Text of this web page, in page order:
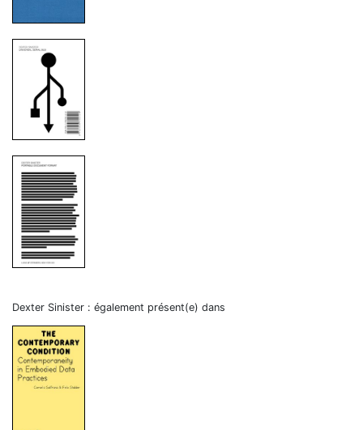
Dexter Sinister : également présent(e) dans